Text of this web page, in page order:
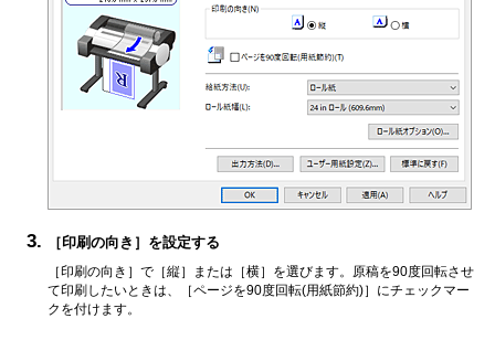
［印刷の向き］ を設定する
［印刷の向き］で ［縦］ または ［横］ を選びます。 原稿を90度回転させ
て印刷したいときは、
［ページを90度回転(用紙節約)］ にチェックマー
クを付けます。